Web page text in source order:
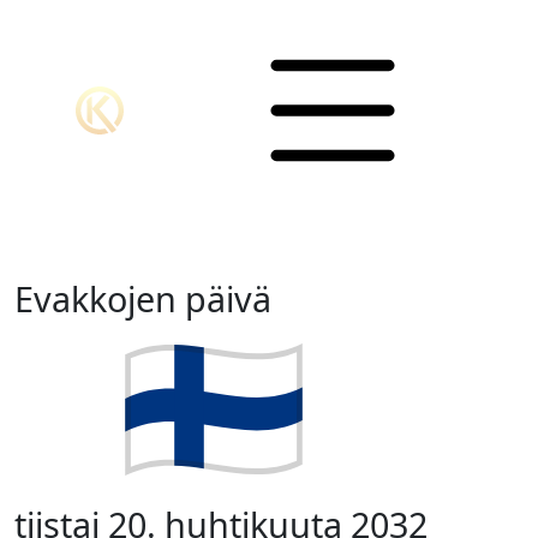
Evakkojen päivä
tiistai 20. huhtikuuta 2032